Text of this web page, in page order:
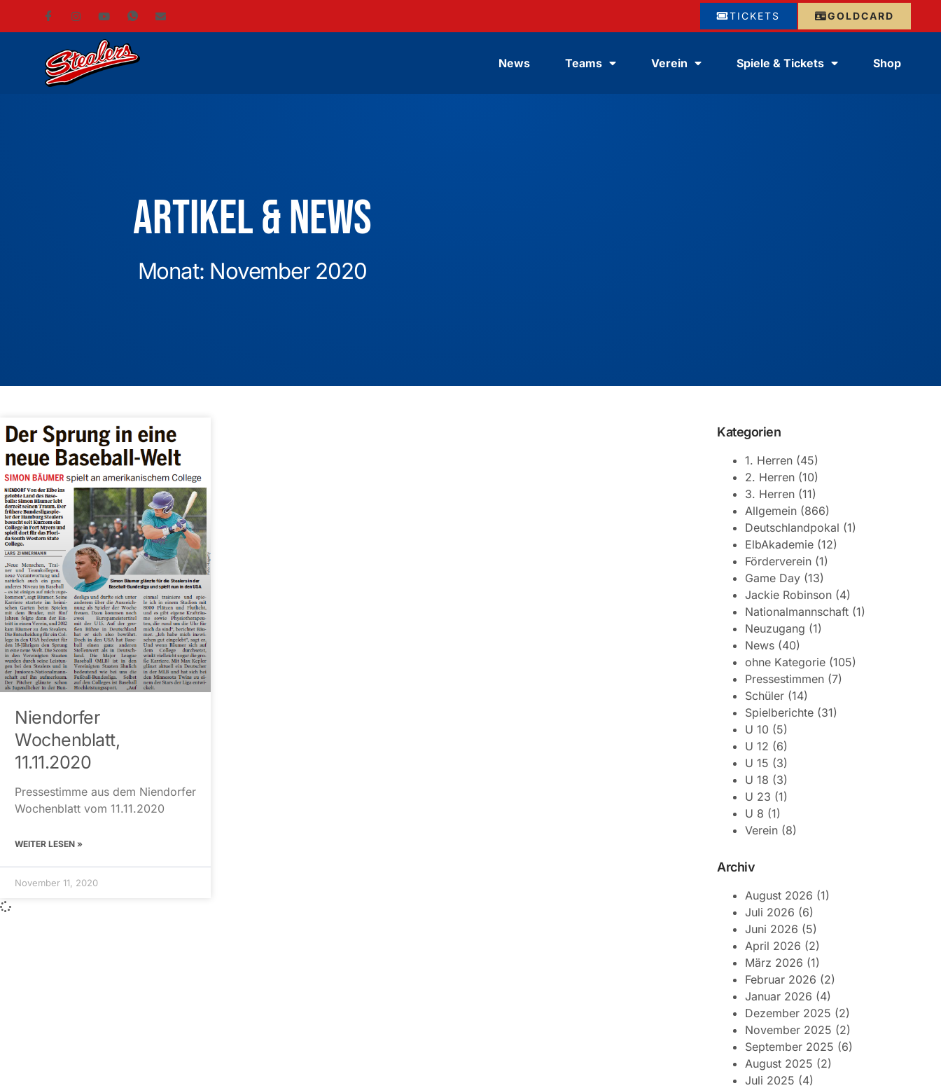
GOLDCARD
TICKETS
News Teams Verein Spiele & Tickets Shop
Artikel & News
Monat: November 2020
Niendorfer
Wochenblatt,
11.11.2020
Pressestimme aus dem Niendorfer
Wochenblatt vom 11.11.2020
WEITER LESEN »
November 11, 2020
Kategorien
1. Herren (45)
2. Herren (10)
3. Herren (11)
Allgemein (866)
Deutschlandpokal (1)
ElbAkademie (12)
Förderverein (1)
Game Day (13)
Jackie Robinson (4)
Nationalmannschaft (1)
Neuzugang (1)
News (40)
ohne Kategorie (105)
Pressestimmen (7)
Schüler (14)
Spielberichte (31)
U 10 (5)
U 12 (6)
U 15 (3)
U 18 (3)
U 23 (1)
U 8 (1)
Verein (8)
Archiv
August 2026 (1)
Juli 2026 (6)
Juni 2026 (5)
April 2026 (2)
März 2026 (1)
Februar 2026 (2)
Januar 2026 (4)
Dezember 2025 (2)
November 2025 (2)
September 2025 (6)
August 2025 (2)
Juli 2025 (4)